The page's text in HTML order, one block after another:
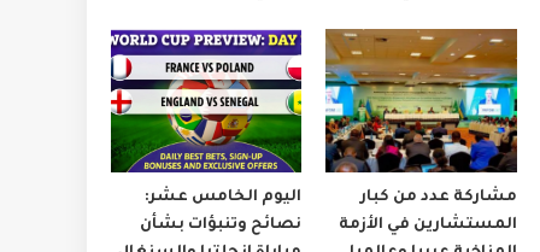
مشاركة عدد من كبار
المستشارين في الأزمة
اليوم الخامس عشر:
نصائح وتنبؤات بشأن